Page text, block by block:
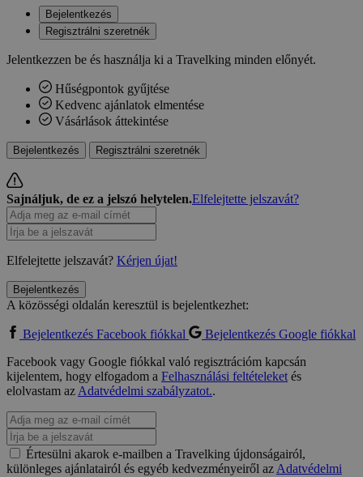
Bejelentkezés
Regisztrálni szeretnék
Jelentkezzen be és használja ki a Travelking minden előnyét.
Hűségpontok gyűjtése
Kedvenc ajánlatok elmentése
Vásárlások áttekintése
Bejelentkezés Regisztrálni szeretnék
Sajnáljuk, de ez a jelszó helytelen.Elfelejtette jelszavát?
Elfelejtette jelszavát? Kérjen újat!
Bejelentkezés
A közösségi oldalán keresztül is bejelentkezhet:
Bejelentkezés Facebook fiókkal
Bejelentkezés Google fiókkal
Facebook vagy Google fiókkal való regisztrációm kapcsán
kijelentem, hogy elfogadom a Felhasználási feltételeketés
elolvastam azAdatvédelmi szabályzatot..
Értesülni akarok e-mailben a Travelking újdonságairól,
különleges ajánlatairól és egyéb kedvezményeiről azAdatvédelmi